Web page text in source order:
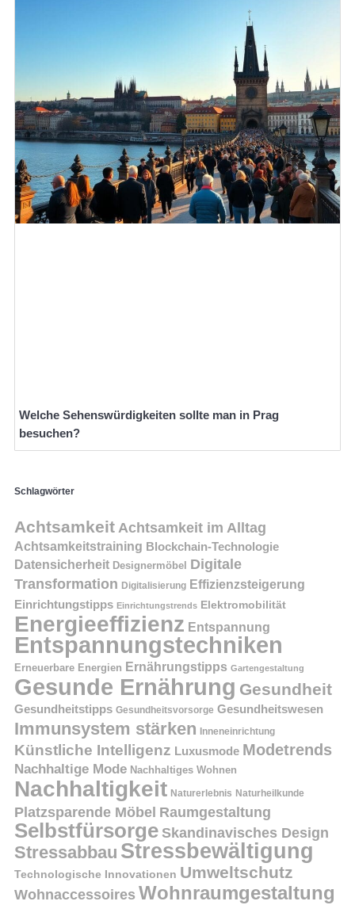
Welche Sehenswürdigkeiten sollte man in Prag
besuchen?
Schlagwörter
AchtsamkeitAchtsamkeit im Alltag
Achtsamkeitstraining Blockchain-Technologie
Datensicherheit Designermöbel
Digitale
Transformation Digitalisierung Effizienzsteigerung
Einrichtungstipps Einrichtungstrends Elektromobilität
Energieeffizienz Entspannung
Entspannungstechniken
Erneuerbare Energien Ernährungstipps Gartengestaltung
Gesunde Ernährung Gesundheit
Gesundheitstipps Gesundheitsvorsorge Gesundheitswesen
Immunsystem stärken Inneneinrichtung
Künstliche Intelligenz Luxusmode Modetrends
Nachhaltige Mode Nachhaltiges Wohnen
Nachhaltigkeit Naturerlebnis Naturheilkunde
Platzsparende Möbel Raumgestaltung
Selbstfürsorge Skandinavisches Design
Stressabbau Stressbewältigung
Technologische Innovationen Umweltschutz
Wohnaccessoires Wohnraumgestaltung